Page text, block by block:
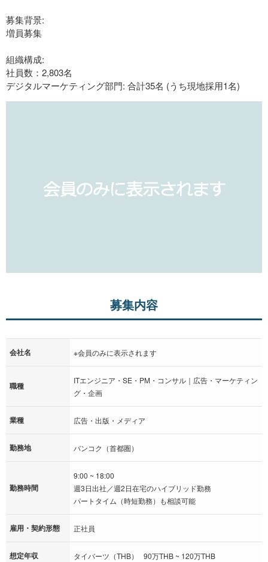
募集背景:
増員募集
組織構成:
社員数：2,803名
デジタルマーケティング部門: 合計35名 (うち現地採用1名)
募集内容
会社名 ※会員のみに表示されます
職種
ITエンジニア・SE・PM・コンサル｜広告・マーケティン
グ・企画
業種 広告・出版・メディア
勤務地 バンコク（首都圏）
勤務時間
9:00 ~ 18:00
週3日出社／週2日在宅のハイブリッド勤務
パートタイム（時短勤務）も相談可能
雇用・契約形態 正社員
想定年収 タイバーツ（THB） 90万THB ~ 120万THB